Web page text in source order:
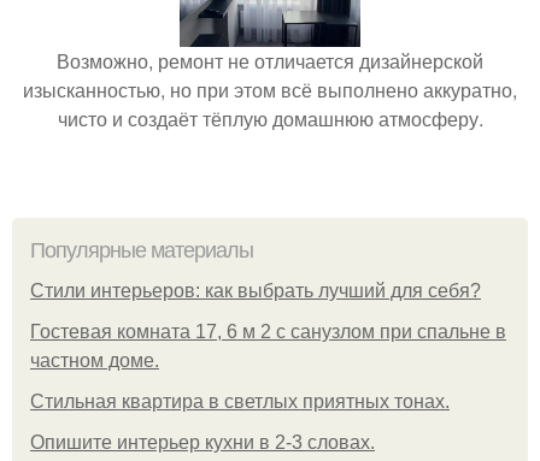
Возможно, ремонт не отличается дизайнерской
изысканностью, но при этом всё выполнено аккуратно,
чисто и создаёт тёплую домашнюю атмосферу.
Популярные материалы
Стили интерьеров: как выбрать лучший для себя?
Гостевая комната 17, 6 м 2 с санузлом при спальне в
частном доме.
Стильная квартира в светлых приятных тонах.
Опишите интерьер кухни в 2-3 словах.